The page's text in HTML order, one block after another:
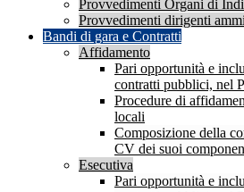
Provvedimenti Organi di
Provvedimenti dirigenti
Bandi di gara e Contratti
Affidamento
Pari opportunità e
contratti pubblici, nel
Procedure di
locali
Composizione della
CV dei suoi
Esecutiva
Pari opportunità e